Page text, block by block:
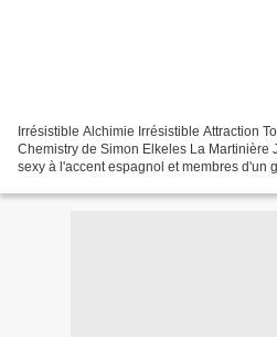
Irrésistible Alchimie Irrésistible Attraction
Chemistry de Simon Elkeles La Martinière
sexy à l'accent espagnol et membres d'un